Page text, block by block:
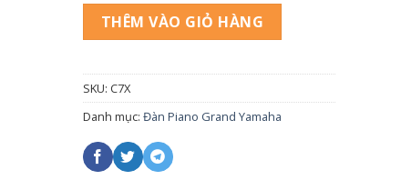
THÊM VÀO GIỎ HÀNG
SKU: C7X
Danh mục: Đàn Piano Grand Yamaha